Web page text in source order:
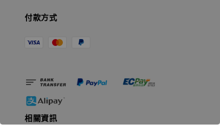
付款方式
相關資訊